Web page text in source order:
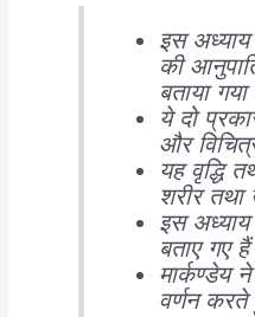
इस अध्याय
की
बताया
ये दो
और
यह वृद्धि
शरीर
इस
बताए गए
मार्कण्डेय
वर्णन